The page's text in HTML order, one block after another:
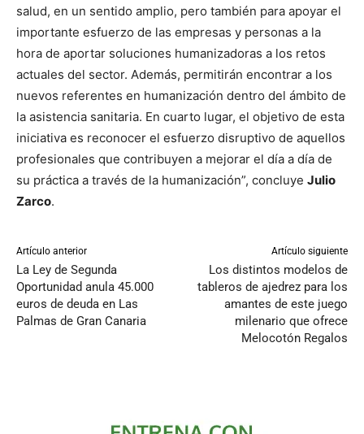
salud, en un sentido amplio, pero también para apoyar el
importante esfuerzo de las empresas y personas a la
hora de aportar soluciones humanizadoras a los retos
actuales del sector. Además, permitirán encontrar a los
nuevos referentes en humanización dentro del ámbito de
la asistencia sanitaria. En cuarto lugar, el objetivo de esta
iniciativa es reconocer el esfuerzo disruptivo de aquellos
profesionales que contribuyen a mejorar el día a día de
su práctica a través de la humanización”, concluye Julio
Zarco.
Artículo anterior
La Ley de Segunda
Oportunidad anula 45.000
euros de deuda en Las
Palmas de Gran Canaria
Artículo siguiente
Los distintos modelos de
tableros de ajedrez para los
amantes de este juego
milenario que ofrece
Melocotón Regalos